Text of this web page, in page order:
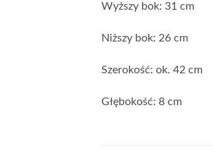
Wyższy bok: 31 cm
Niższy bok: 26 cm
Szerokość: ok. 42 cm
Głębokość: 8 cm